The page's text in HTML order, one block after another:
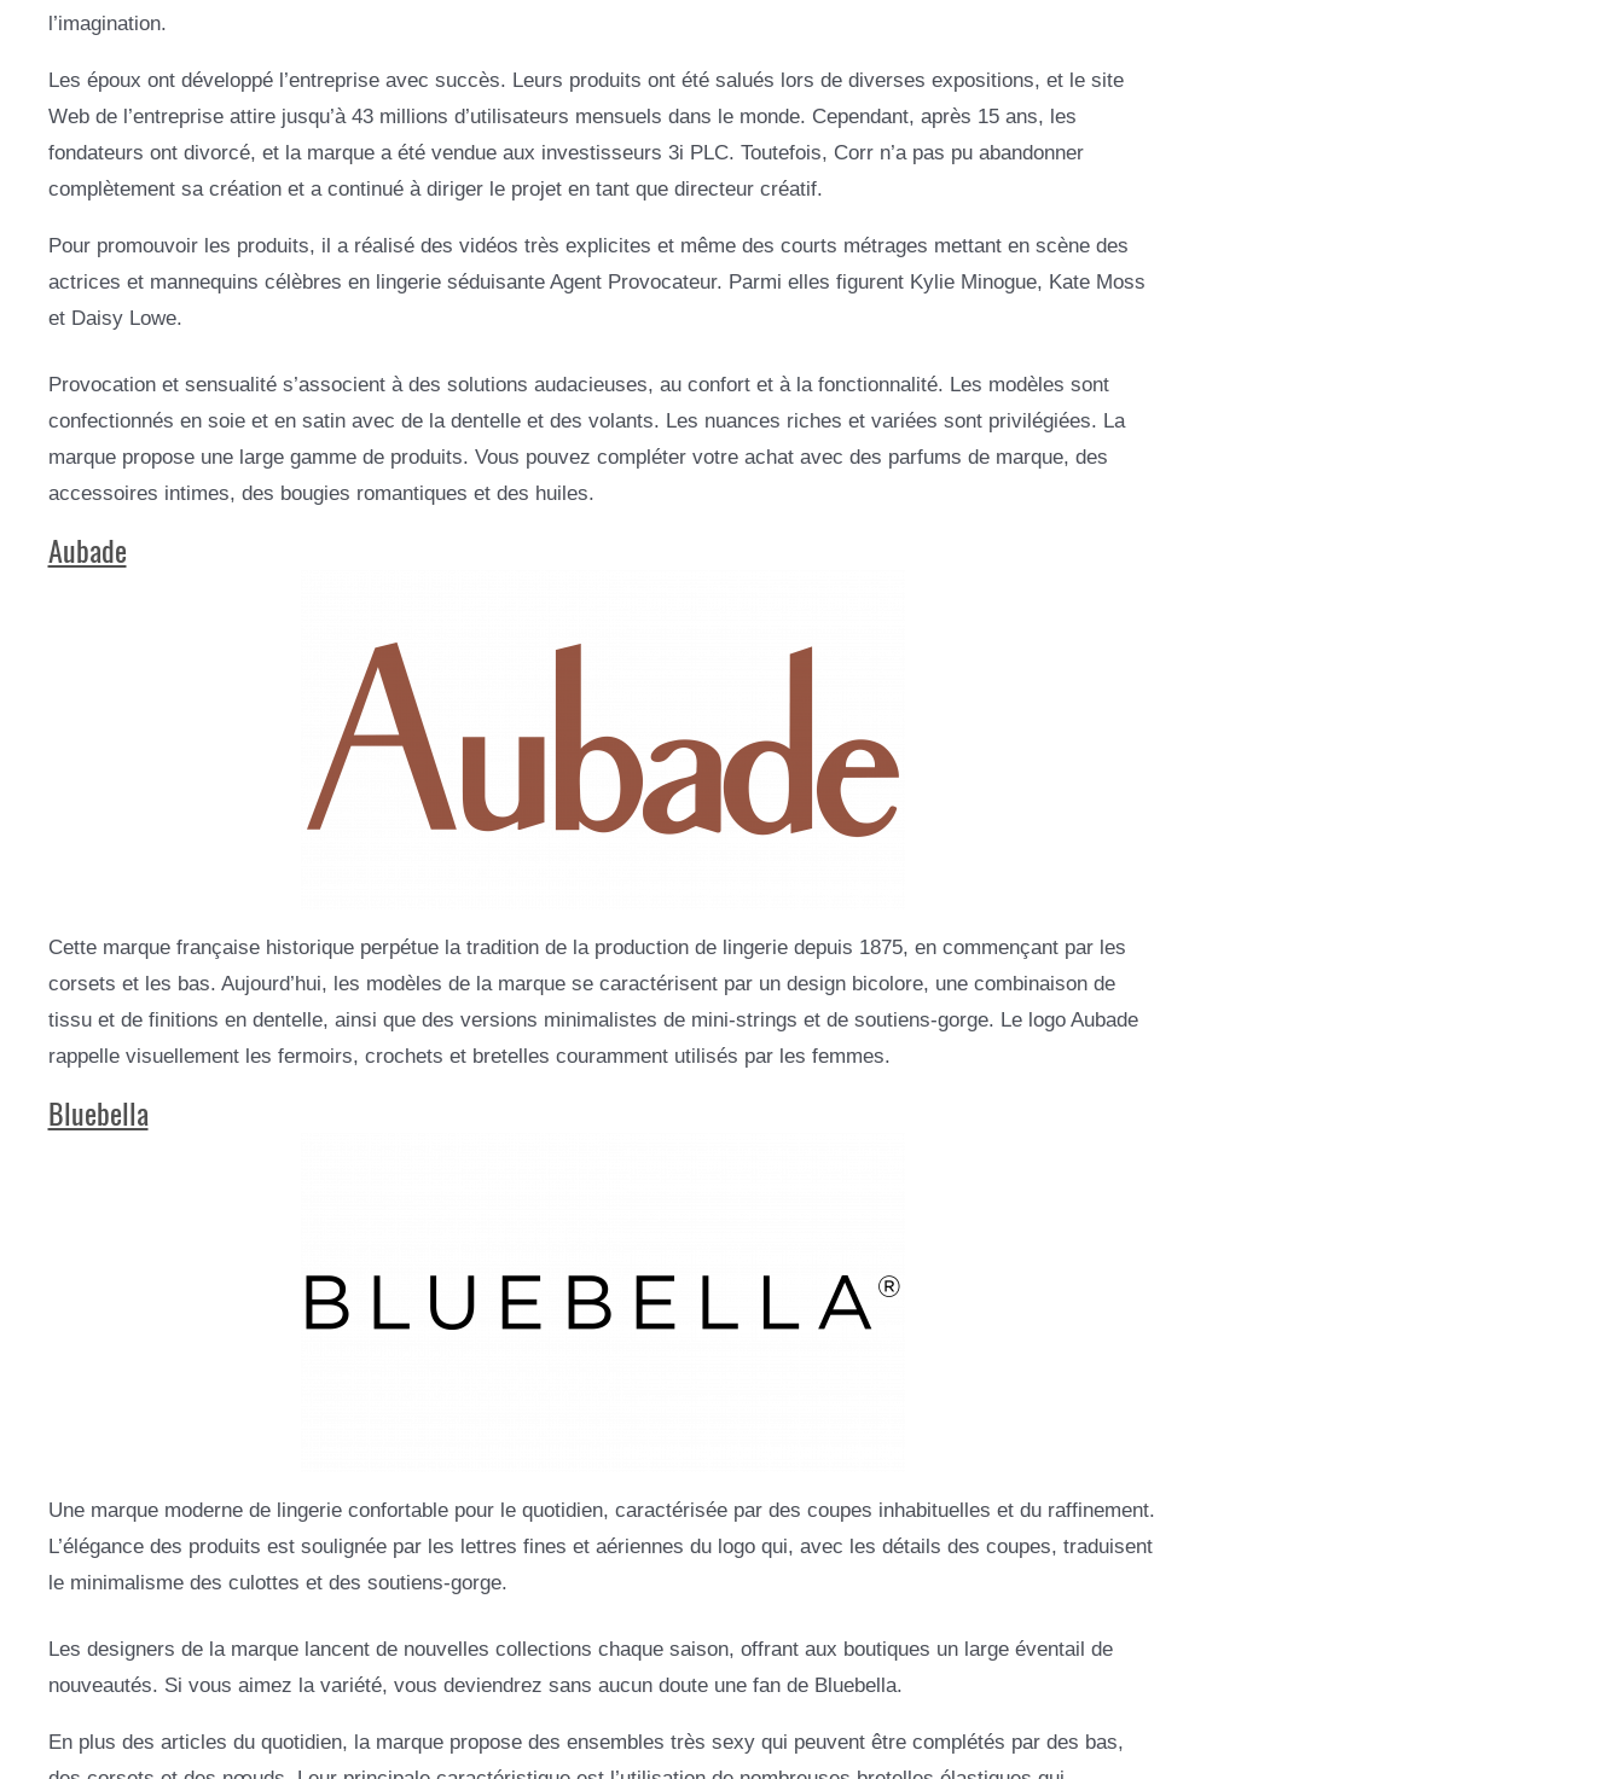
l’imagination.
Les époux ont développé l’entreprise avec succès. Leurs produits ont été salués lors de diverses expositions, et le site
Web de l’entreprise attire jusqu’à 43 millions d’utilisateurs mensuels dans le monde. Cependant, après 15 ans, les
fondateurs ont divorcé, et la marque a été vendue aux investisseurs 3i PLC. Toutefois, Corr n’a pas pu abandonner
complètement sa création et a continué à diriger le projet en tant que directeur créatif.
Pour promouvoir les produits, il a réalisé des vidéos très explicites et même des courts métrages mettant en scène des
actrices et mannequins célèbres en lingerie séduisante Agent Provocateur. Parmi elles figurent Kylie Minogue, Kate Moss
et Daisy Lowe.
Provocation et sensualité s’associent à des solutions audacieuses, au confort et à la fonctionnalité. Les modèles sont
confectionnés en soie et en satin avec de la dentelle et des volants. Les nuances riches et variées sont privilégiées. La
marque propose une large gamme de produits. Vous pouvez compléter votre achat avec des parfums de marque, des
accessoires intimes, des bougies romantiques et des huiles.
Aubade
Cette marque française historique perpétue la tradition de la production de lingerie depuis 1875, en commençant par les
corsets et les bas. Aujourd’hui, les modèles de la marque se caractérisent par un design bicolore, une combinaison de
tissu et de finitions en dentelle, ainsi que des versions minimalistes de mini-strings et de soutiens-gorge. Le logo Aubade
rappelle visuellement les fermoirs, crochets et bretelles couramment utilisés par les femmes.
Bluebella
Une marque moderne de lingerie confortable pour le quotidien, caractérisée par des coupes inhabituelles et du raffinement.
L’élégance des produits est soulignée par les lettres fines et aériennes du logo qui, avec les détails des coupes, traduisent
le minimalisme des culottes et des soutiens-gorge.
Les designers de la marque lancent de nouvelles collections chaque saison, offrant aux boutiques un large éventail de
nouveautés. Si vous aimez la variété, vous deviendrez sans aucun doute une fan de Bluebella.
En plus des articles du quotidien, la marque propose des ensembles très sexy qui peuvent être complétés par des bas,